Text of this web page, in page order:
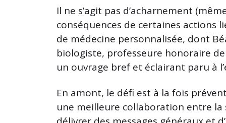
Il ne s’agit pas d’acharnement
conséquences de certaines actions
de médecine personnalisée, dont
biologiste, professeure honoraire
un ouvrage bref et éclairant paru à
En amont, le défi est à la fois
une meilleure collaboration entre